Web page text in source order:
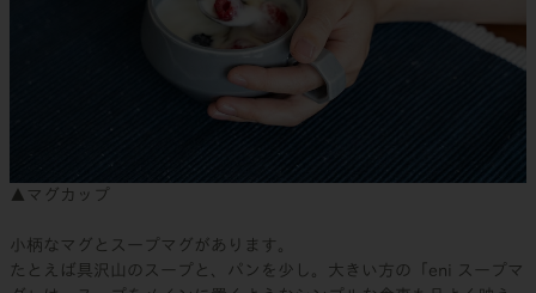
▲マグカップ
小柄なマグとスープマグがあります。
たとえば具沢山のスープと、パンを少し。大きい方の「eni スープマ